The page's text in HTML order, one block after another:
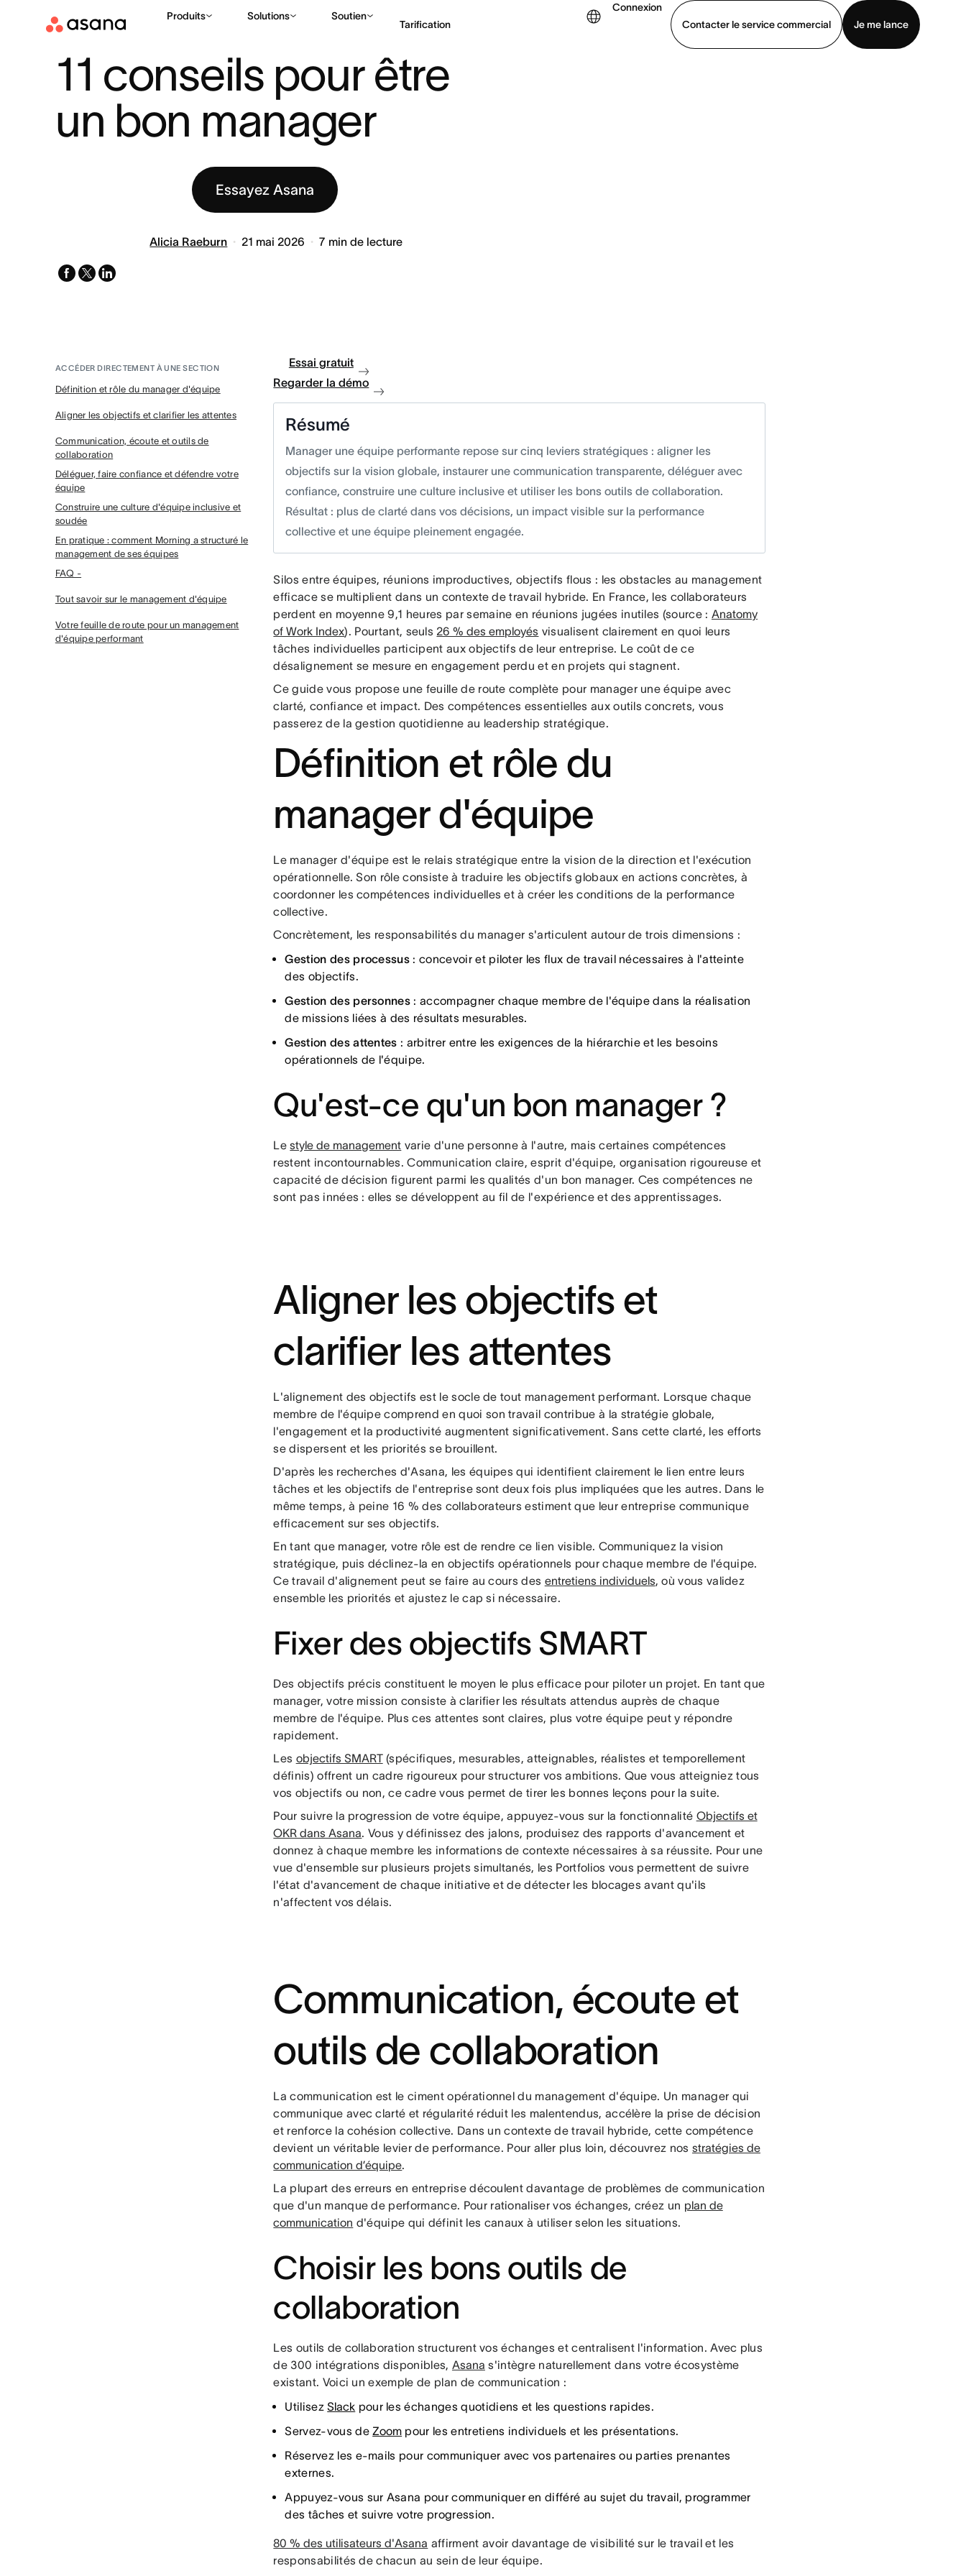
Produits Solutions Soutien
Tarification
Connexion
Contacter le service commercial
Je me lance
11 conseils pour être
un bon manager
Essayez Asana
Alicia Raeburn 21 mai 2026 7 min de lecture
facebook
x-
linkedin
ACCÉDER DIRECTEMENT À UNE SECTION
Définition et rôle du manager d'équipe
Aligner les objectifs et clarifier les attentes
Communication, écoute et outils de
collaboration
Déléguer, faire confiance et défendre votre
équipe
Construire une culture d'équipe inclusive et
soudée
En pratique : comment Morning a structuré le
management de ses équipes
FAQ -
Tout savoir sur le management d'équipe
Votre feuille de route pour un management
d'équipe performant
Essai gratuit
Regarder la démo
Résumé
Manager une équipe performante repose sur cinq leviers stratégiques : aligner les
objectifs sur la vision globale, instaurer une communication transparente, déléguer avec
confiance, construire une culture inclusive et utiliser les bons outils de collaboration.
Résultat : plus de clarté dans vos décisions, un impact visible sur la performance
collective et une équipe pleinement engagée.
Silos entre équipes, réunions improductives, objectifs flous : les obstacles au management
efficace se multiplient dans un contexte de travail hybride. En France, les collaborateurs
perdent en moyenne 9,1 heures par semaine en réunions jugées inutiles (source : Anatomy
of Work Index). Pourtant, seuls 26 % des employés visualisent clairement en quoi leurs
tâches individuelles participent aux objectifs de leur entreprise. Le coût de ce
désalignement se mesure en engagement perdu et en projets qui stagnent.
Ce guide vous propose une feuille de route complète pour manager une équipe avec
clarté, confiance et impact. Des compétences essentielles aux outils concrets, vous
passerez de la gestion quotidienne au leadership stratégique.
Définition et rôle du
manager d'équipe
Le manager d'équipe est le relais stratégique entre la vision de la direction et l'exécution
opérationnelle. Son rôle consiste à traduire les objectifs globaux en actions concrètes, à
coordonner les compétences individuelles et à créer les conditions de la performance
collective.
Concrètement, les responsabilités du manager s'articulent autour de trois dimensions :
Gestion des processus : concevoir et piloter les flux de travail nécessaires à l'atteinte
des objectifs.
Gestion des personnes : accompagner chaque membre de l'équipe dans la réalisation
de missions liées à des résultats mesurables.
Gestion des attentes : arbitrer entre les exigences de la hiérarchie et les besoins
opérationnels de l'équipe.
Qu'est-ce qu'un bon manager ?
Lestyle de management varie d'une personne à l'autre, mais certaines compétences
restent incontournables. Communication claire, esprit d'équipe, organisation rigoureuse et
capacité de décision figurent parmi les qualités d'un bon manager. Ces compétences ne
sont pas innées : elles se développent au fil de l'expérience et des apprentissages.
Aligner les objectifs et
clarifier les attentes
L'alignement des objectifs est le socle de tout management performant. Lorsque chaque
membre de l'équipe comprend en quoi son travail contribue à la stratégie globale,
l'engagement et la productivité augmentent significativement. Sans cette clarté, les efforts
se dispersent et les priorités se brouillent.
D'après les recherches d'Asana, les équipes qui identifient clairement le lien entre leurs
tâches et les objectifs de l'entreprise sont deux fois plus impliquées que les autres. Dans le
même temps, à peine 16 % des collaborateurs estiment que leur entreprise communique
efficacement sur ses objectifs.
En tant que manager, votre rôle est de rendre ce lien visible. Communiquez la vision
stratégique, puis déclinez-la en objectifs opérationnels pour chaque membre de l'équipe.
Ce travail d'alignement peut se faire au cours des entretiens individuels, où vous validez
ensemble les priorités et ajustez le cap si nécessaire.
Fixer des objectifs SMART
Des objectifs précis constituent le moyen le plus efficace pour piloter un projet. En tant que
manager, votre mission consiste à clarifier les résultats attendus auprès de chaque
membre de l'équipe. Plus ces attentes sont claires, plus votre équipe peut y répondre
rapidement.
Les objectifs SMART(spécifiques, mesurables, atteignables, réalistes et temporellement
définis) offrent un cadre rigoureux pour structurer vos ambitions. Que vous atteigniez tous
vos objectifs ou non, ce cadre vous permet de tirer les bonnes leçons pour la suite.
Pour suivre la progression de votre équipe, appuyez-vous sur la fonctionnalité Objectifs et
OKR dans Asana. Vous y définissez des jalons, produisez des rapports d'avancement et
donnez à chaque membre les informations de contexte nécessaires à sa réussite. Pour une
vue d'ensemble sur plusieurs projets simultanés, les Portfolios vous permettent de suivre
l'état d'avancement de chaque initiative et de détecter les blocages avant qu'ils
n'affectent vos délais.
Communication, écoute et
outils de collaboration
La communication est le ciment opérationnel du management d'équipe. Un manager qui
communique avec clarté et régularité réduit les malentendus, accélère la prise de décision
et renforce la cohésion collective. Dans un contexte de travail hybride, cette compétence
devient un véritable levier de performance. Pour aller plus loin, découvrez nos stratégies de
communication d’équipe.
La plupart des erreurs en entreprise découlent davantage de problèmes de communication
que d'un manque de performance. Pour rationaliser vos échanges, créez un plan de
communication d'équipe qui définit les canaux à utiliser selon les situations.
Choisir les bons outils de
collaboration
Les outils de collaboration structurent vos échanges et centralisent l'information. Avec plus
de 300 intégrations disponibles, Asana s'intègre naturellement dans votre écosystème
existant. Voici un exemple de plan de communication :
UtilisezSlack pour les échanges quotidiens et les questions rapides.
Servez-vous deZoom pour les entretiens individuels et les présentations.
Réservez les e-mails pour communiquer avec vos partenaires ou parties prenantes
externes.
Appuyez-vous sur Asana pour communiquer en différé au sujet du travail, programmer
des tâches et suivre votre progression.
80 % des utilisateurs d'Asana affirment avoir davantage de visibilité sur le travail et les
responsabilités de chacun au sein de leur équipe.